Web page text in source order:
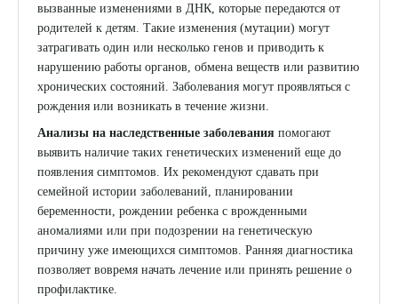
Политика конфиденциальности
Хирургический стационар
ДМС
Филиалы
ЗАПИСЬ ОНЛАЙН
вызванные изменениями в ДНК, которые передаются от
родителей к детям. Такие изменения (мутации) могут
затрагивать один или несколько генов и приводить к
нарушению работы органов, обмена веществ или развитию
хронических состояний. Заболевания могут проявляться с
рождения или возникать в течение жизни.
Анализы на наследственные заболевания помогают
выявить наличие таких генетических изменений еще до
появления симптомов. Их рекомендуют сдавать при
семейной истории заболеваний, планировании
беременности, рождении ребенка с врожденными
аномалиями или при подозрении на генетическую
причину уже имеющихся симптомов. Ранняя диагностика
позволяет вовремя начать лечение или принять решение о
профилактике.